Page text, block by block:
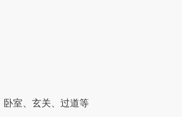
室、玄关、过道等